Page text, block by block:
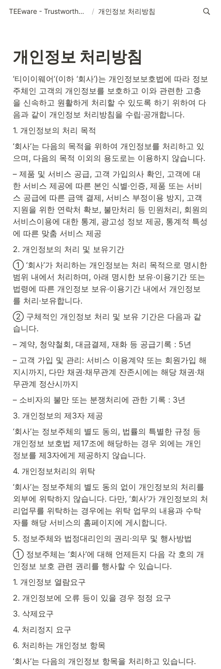
TEEware - Trustworthy Security Solution Provider / 개인정보 처리방침
개인정보 처리방침
‘티이이웨어’(이하 ‘회사’)는 개인정보보호법에 따라 정보
주체인 고객의 개인정보를 보호하고 이와 관련한 고충
을 신속하고 원활하게 처리할 수 있도록 하기 위하여 다
음과 같이 개인정보 처리방침을 수립·공개합니다.
1. 개인정보의 처리 목적
‘회사’는 다음의 목적을 위하여 개인정보를 처리하고 있
으며, 다음의 목적 이외의 용도로는 이용하지 않습니다.
– 제품 및 서비스 공급, 고객 가입의사 확인, 고객에 대
한 서비스 제공에 따른 본인 식별·인증, 제품 또는 서비
스 공급에 따른 금액 결제, 서비스 부정이용 방지, 고객
지원을 위한 연락처 확보, 불만처리 등 민원처리, 회원의
서비스이용에 대한 통계, 광고성 정보 제공, 통계적 특성
에 따른 맞춤 서비스 제공
2. 개인정보의 처리 및 보유기간
① ‘회사’가 처리하는 개인정보는 처리 목적으로 명시한
범위 내에서 처리하며, 아래 명시한 보유·이용기간 또는
법령에 따른 개인정보 보유·이용기간 내에서 개인정보
를 처리·보유합니다.
② 구체적인 개인정보 처리 및 보유 기간은 다음과 같
습니다.
– 계약, 청약철회, 대금결제, 재화 등 공급기록 : 5년
– 고객 가입 및 관리: 서비스 이용계약 또는 회원가입 해
지시까지, 다만 채권·채무관계 잔존시에는 해당 채권·채
무관계 정산시까지
– 소비자의 불만 또는 분쟁처리에 관한 기록 : 3년
3. 개인정보의 제3자 제공
‘회사’는 정보주체의 별도 동의, 법률의 특별한 규정 등
개인정보 보호법 제17조에 해당하는 경우 외에는 개인
정보를 제3자에게 제공하지 않습니다.
4. 개인정보처리의 위탁
‘회사’는 정보주체의 별도 동의 없이 개인정보의 처리를
외부에 위탁하지 않습니다. 다만, ‘회사’가 개인정보의 처
리업무를 위탁하는 경우에는 위탁 업무의 내용과 수탁
자를 해당 서비스의 홈페이지에 게시합니다.
5. 정보주체와 법정대리인의 권리·의무 및 행사방법
① 정보주체는 ‘회사’에 대해 언제든지 다음 각 호의 개
인정보 보호 관련 권리를 행사할 수 있습니다.
1. 개인정보 열람요구
2. 개인정보에 오류 등이 있을 경우 정정 요구
3. 삭제요구
4. 처리정지 요구
6. 처리하는 개인정보 항목
‘회사’는 다음의 개인정보 항목을 처리하고 있습니다.